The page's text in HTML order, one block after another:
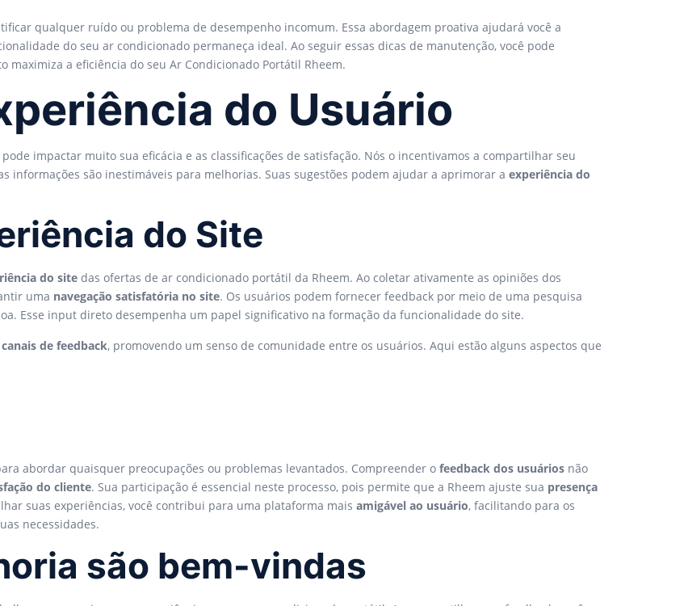
qualquer ruído ou problema de desempenho incomum. Essa abordagem proativa ajudará você a
do seu ar condicionado permaneça ideal. Ao seguir essas dicas de manutenção, você pode
a eficiência do seu Ar Condicionado Portátil Rheem.
do Usuário
impactar muito sua eficácia e as classificações de satisfação. Nós o incentivamos a compartilhar seu
informações são inestimáveis para melhorias. Suas sugestões podem ajudar a aprimorar a experiência do
do Site
do site das ofertas de ar condicionado portátil da Rheem. Ao coletar ativamente as opiniões dos
uma navegação satisfatória no site. Os usuários podem fornecer feedback por meio de uma pesquisa
Esse input direto desempenha um papel significativo na formação da funcionalidade do site.
canais de feedback, promovendo um senso de comunidade entre os usuários. Aqui estão alguns aspectos que
abordar quaisquer preocupações ou problemas levantados. Compreender o feedback dos usuários não
do cliente. Sua participação é essencial neste processo, pois permite que a Rheem ajuste sua presença
suas experiências, você contribui para uma plataforma mais amigável ao usuário, facilitando para os
necessidades.
são bem-vindas